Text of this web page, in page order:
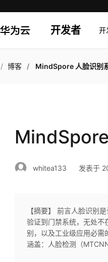
开发者 开
博客 MindSpore 人脸识别
whitea133 发表于
【摘要】 前言人脸识别
验证到门禁系统，无处不
别，以及工业级应用必需
涵盖：人脸检测（